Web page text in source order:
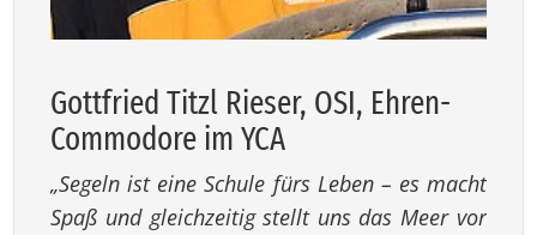
Gott­fried Titzl Rie­ser, OSI, Eh­ren-
Com­mo­do­re im YCA
„Segeln ist eine Schule fürs Leben – es macht
Spaß und gleichzeitig stellt uns das Meer vor